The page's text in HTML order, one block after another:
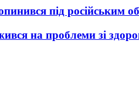
під російським
на проблеми зі